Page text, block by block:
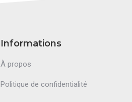
Informations
À propos
Politique de confidentialité